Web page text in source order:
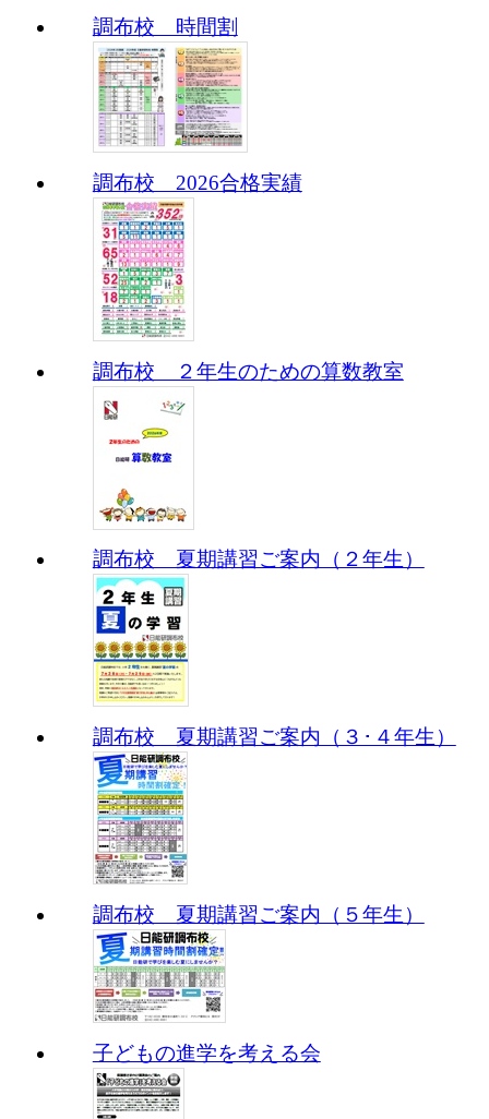
調布校 時間割
調布校 2026合格実績
調布校 ２年生のための算数教室
調布校 夏期講習ご案内（２年生）
調布校 夏期講習ご案内（３･４年生）
調布校 夏期講習ご案内（５年生）
子どもの進学を考える会